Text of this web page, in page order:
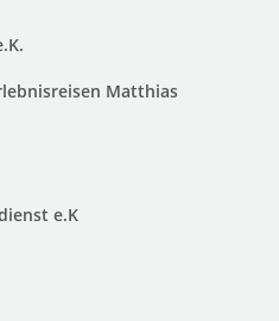
Matthias
e.K